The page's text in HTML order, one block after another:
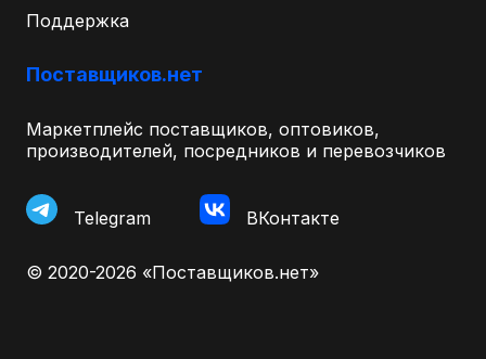
Поддержка
Поставщиков.нет
Маркетплейс поставщиков, оптовиков,
производителей, посредников и перевозчиков
Telegram ВКонтакте
© 2020-2026 «Поставщиков.нет»